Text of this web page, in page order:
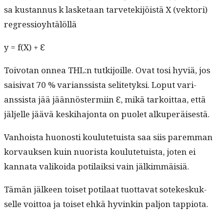
sa kus­tan­nus k las­ke­taan tarvetek­i­jöistä X (vek­tori)
regressioyhtälöllä
y = f(X) + Ꜫ
Toiv­otan onnea THL:n tutk­i­joille. Ovat tosi hyviä, jos
saisi­vat 70 % var­i­anssista selite­tyk­si. Lop­ut var­i­
anssista jää jään­nöster­mi­in Ꜫ, mikä tarkoit­taa, että
jäl­jelle jäävä keski­ha­jon­ta on puo­let alkuperäisestä.
Van­hoista huonos­ti koulute­tu­ista saa siis parem­man
kor­vauk­sen kuin nuorista koulute­tu­ista, joten ei
kan­na­ta valikoi­da poti­laik­si vain jälkimmäisiä.
Tämän jäl­keen toiset poti­laat tuot­ta­vat sotekeskuk­
selle voit­toa ja toiset ehkä hyvinkin paljon tap­pi­o­ta.